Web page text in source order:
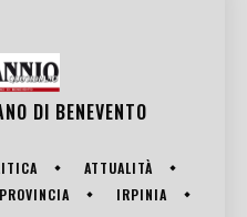
DI BENEVENTO
ATTUALITÀ
PROVINCIA
IRPINIA